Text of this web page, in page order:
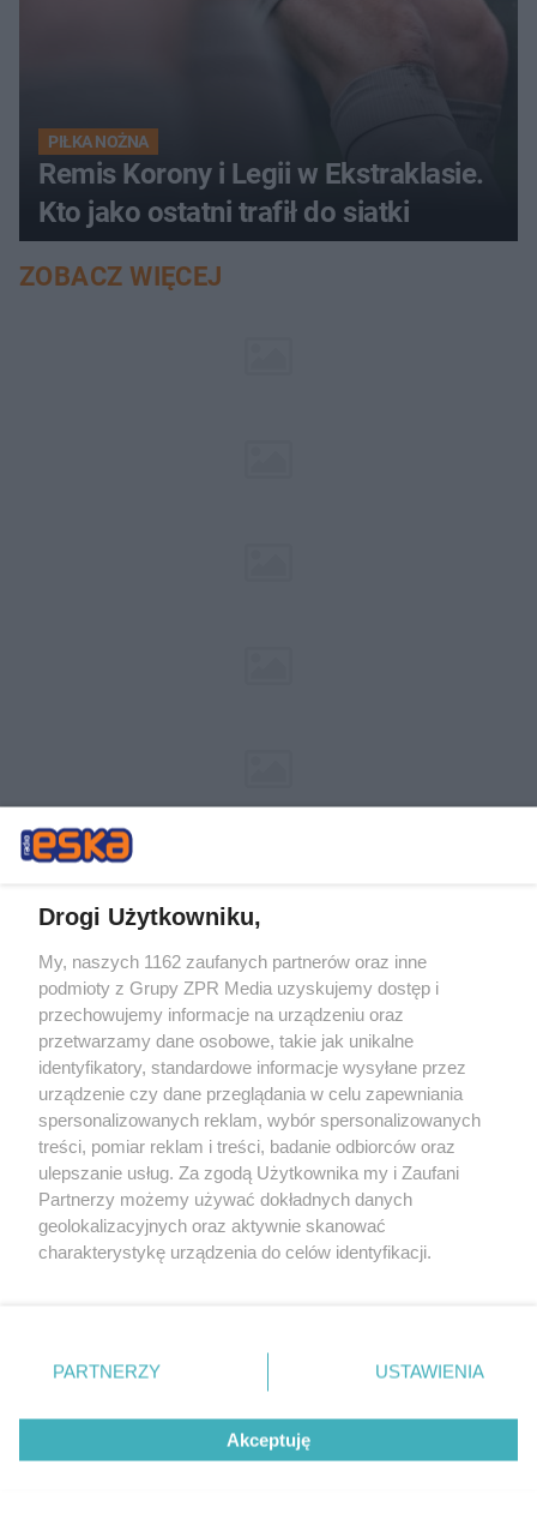
PIŁKA NOŻNA
Remis Korony i Legii w Ekstraklasie.
Kto jako ostatni trafił do siatki
ZOBACZ WIĘCEJ
Żaden utwór zamieszczony w serwisie nie może być powielany i
rozpowszechniany lub dalej rozpowszechniany w jakikolwiek sposób (w
tym także elektroniczny lub mechaniczny) na jakimkolwiek polu
eksploatacji w jakiejkolwiek formie, włącznie z umieszczaniem w
Internecie bez pisemnej zgody właściciela praw. Jakiekolwiek użycie lub
wykorzystanie utworów w całości lub w części z naruszeniem prawa,
tzn. bez właściwej zgody, jest zabronione pod groźbą kary i może być
ścigane prawnie.
© 2026 Grupa ZPR Media
Drogi Użytkowniku,
My, naszych 1162 zaufanych partnerów oraz inne
podmioty z Grupy ZPR Media uzyskujemy dostęp i
przechowujemy informacje na urządzeniu oraz
przetwarzamy dane osobowe, takie jak unikalne
identyfikatory, standardowe informacje wysyłane przez
urządzenie czy dane przeglądania w celu zapewniania
spersonalizowanych reklam, wybór spersonalizowanych
treści, pomiar reklam i treści, badanie odbiorców oraz
ulepszanie usług. Za zgodą Użytkownika my i Zaufani
Partnerzy możemy używać dokładnych danych
geolokalizacyjnych oraz aktywnie skanować
charakterystykę urządzenia do celów identyfikacji.
zmienić/wycofać klikając przycisk ustawień prywatności
znajdujący się w lewym dolnym rogu strony
rodzaje przetwarzania danych nie wymagają zgody
użytkownika, ale masz prawo sprzeciwić się takiemu
przetwarzaniu. Preferencje będą miały zastosowanie tylko
PARTNERZY USTAWIENIA
Akceptuję